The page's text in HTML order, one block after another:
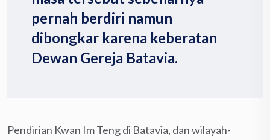
pernah berdiri namun
dibongkar karena keberatan
Dewan Gereja Batavia.
Pendirian Kwan Im Teng di Batavia, dan wilayah-